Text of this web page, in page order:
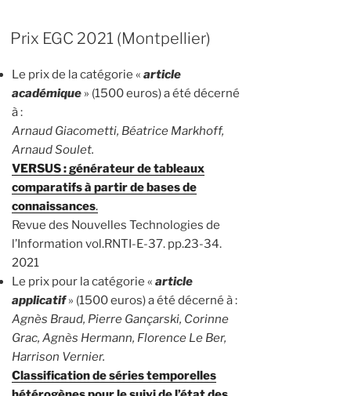
Prix EGC 2021 (Montpellier)
Le prix de la catégorie « article
académique » (1500 euros) a été décerné
à :
Arnaud Giacometti, Béatrice Markhoff,
Arnaud Soulet.
VERSUS : générateur de tableaux
comparatifs à partir de bases de
connaissances.
Revue des Nouvelles Technologies de
l’Information vol.RNTI-E-37. pp.23-34.
2021
Le prix pour la catégorie « article
applicatif» (1500 euros) a été décerné à :
Agnès Braud, Pierre Gançarski, Corinne
Grac, Agnès Hermann, Florence Le Ber,
Harrison Vernier.
Classification de séries temporelles